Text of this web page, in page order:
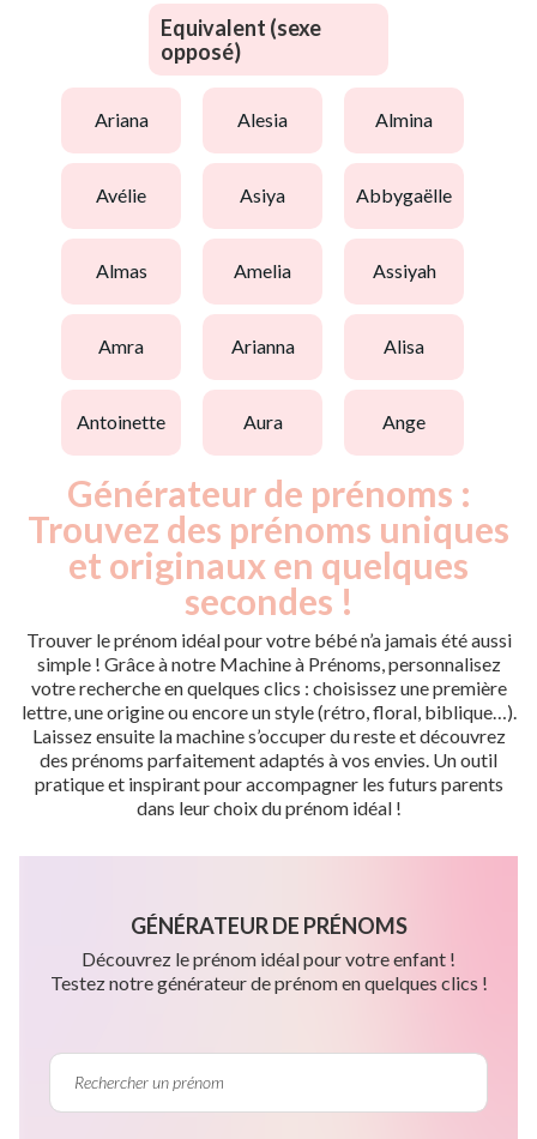
Equivalent (sexe
opposé)
ariana alesia almina
avélie asiya abbygaëlle
almas amelia assiyah
amra arianna alisa
antoinette aura ange
Générateur de prénoms :
Trouvez des prénoms uniques
et originaux en quelques
secondes !
Trouver le prénom idéal pour votre bébé n’a jamais été aussi
simple ! Grâce à notre Machine à Prénoms, personnalisez
votre recherche en quelques clics : choisissez une première
lettre, une origine ou encore un style (rétro, floral, biblique…).
Laissez ensuite la machine s’occuper du reste et découvrez
des prénoms parfaitement adaptés à vos envies. Un outil
pratique et inspirant pour accompagner les futurs parents
dans leur choix du prénom idéal !
GÉNÉRATEUR DE PRÉNOMS
Découvrez le prénom idéal pour votre enfant !
Testez notre générateur de prénom en quelques clics !